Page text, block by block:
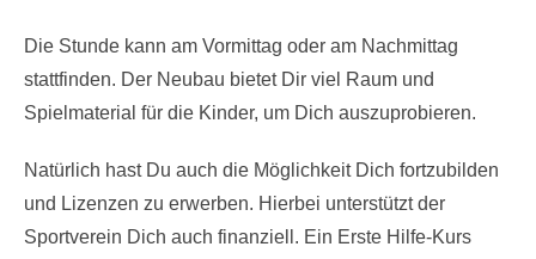
Die Stunde kann am Vormittag oder am Nachmittag
stattfinden. Der Neubau bietet Dir viel Raum und
Spielmaterial für die Kinder, um Dich auszuprobieren.
Natürlich hast Du auch die Möglichkeit Dich fortzubilden
und Lizenzen zu erwerben. Hierbei unterstützt der
Sportverein Dich auch finanziell. Ein Erste Hilfe-Kurs